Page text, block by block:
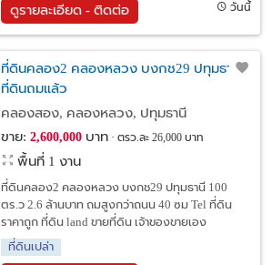
ดูรายละเอียด - ติดต่อ วันนี้
ที่ดินคลอง2 คลองหลวง บงกช29 ปทุมธานี
ที่ดินถมแล้ว
คลองสอง, คลองหลวง, ปทุมธานี
ขาย: 2,600,000บาท ตรว.ละ 26,000 บาท
พื้นที่ 1 งาน
ที่ดินคลอง2 คลองหลวง บงกช29 ปทุมธานี 100
ตร.ว 2.6 ล้านบาท ถมสูงกว่าถนน 40 ซม Tel ที่ดิน
ราคาถูก ที่ดิน land ขายที่ดิน เจ้าของขายเอง
ที่ดินเปล่า